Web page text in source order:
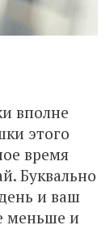
вполне
этого
время
Буквально
и ваш
меньше и